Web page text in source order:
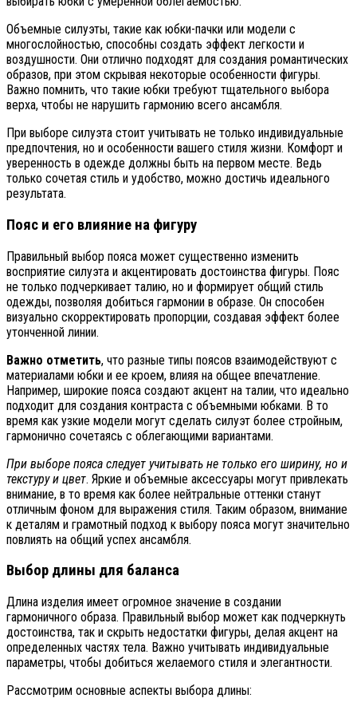
Объемные силуэты, такие как юбки-пачки или модели с
многослойностью, способны создать эффект легкости и
воздушности. Они отлично подходят для создания романтических
образов, при этом скрывая некоторые особенности фигуры.
Важно помнить, что такие юбки требуют тщательного выбора
верха, чтобы не нарушить гармонию всего ансамбля.
При выборе силуэта стоит учитывать не только индивидуальные
предпочтения, но и особенности вашего стиля жизни. Комфорт и
уверенность в одежде должны быть на первом месте. Ведь
только сочетая стиль и удобство, можно достичь идеального
результата.
Пояс и его влияние на фигуру
Правильный выбор пояса может существенно изменить
восприятие силуэта и акцентировать достоинства фигуры. Пояс
не только подчеркивает талию, но и формирует общий стиль
одежды, позволяя добиться гармонии в образе. Он способен
визуально скорректировать пропорции, создавая эффект более
утонченной линии.
Важно отметить, что разные типы поясов взаимодействуют с
материалами юбки и ее кроем, влияя на общее впечатление.
Например, широкие пояса создают акцент на талии, что идеально
подходит для создания контраста с объемными юбками. В то
время как узкие модели могут сделать силуэт более стройным,
гармонично сочетаясь с облегающими вариантами.
При выборе пояса следует учитывать не только его ширину, но и
текстуру и цвет. Яркие и объемные аксессуары могут привлекать
внимание, в то время как более нейтральные оттенки станут
отличным фоном для выражения стиля. Таким образом, внимание
к деталям и грамотный подход к выбору пояса могут значительно
повлиять на общий успех ансамбля.
Выбор длины для баланса
Длина изделия имеет огромное значение в создании
гармоничного образа. Правильный выбор может как подчеркнуть
достоинства, так и скрыть недостатки фигуры, делая акцент на
определенных частях тела. Важно учитывать индивидуальные
параметры, чтобы добиться желаемого стиля и элегантности.
Рассмотрим основные аспекты выбора длины: